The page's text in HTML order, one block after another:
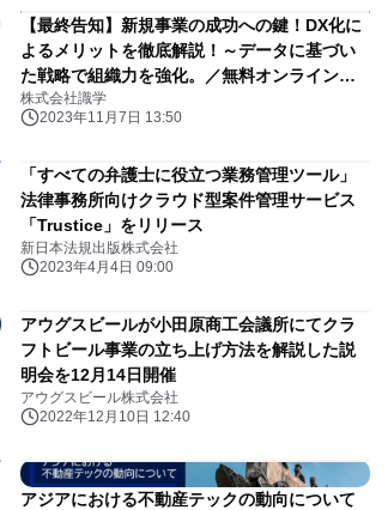
【最終告知】新規事業の成功への鍵！DX化に
よるメリットを徹底解説！～データに基づい
た戦略で組織力を強化。／無料オンラインセ
ミナー
株式会社識学
2023年11月7日 13:50
「すべての弁護士に役立つ業務管理ツール」
法律事務所向けクラウド型案件管理サービス
「Trustice」をリリース
新日本法規出版株式会社
2023年4月4日 09:00
アウグスビールが小田原商工会議所にてクラ
フトビール事業の立ち上げ方法を解説した説
明会を12月14日開催
アウグスビール株式会社
2022年12月10日 12:40
アジアにおける不動産テックの動向について